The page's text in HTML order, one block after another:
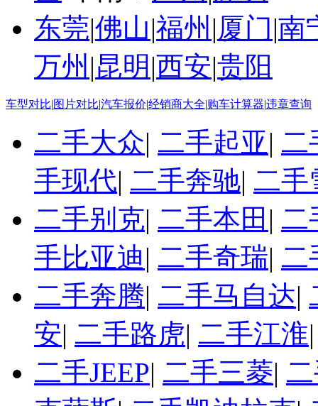
东莞|佛山|福州 |厦门|南
万州 |昆明 |西安|贵阳
车型对比|图片对比|汽车报价|经销商大全|购车计算器|违章查询
二手大众| 二手起亚| 二
手现代| 二手奔驰| 二手
二手别克| 二手本田 | 二
手比亚迪| 二手奇瑞| 二
二手奔腾| 二手马自达|
安| 二手路虎| 二手江淮
二手JEEP| 二手三菱|